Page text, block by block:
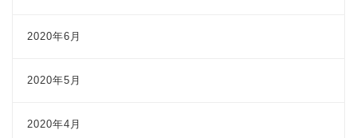
2020年6月
2020年5月
2020年4月